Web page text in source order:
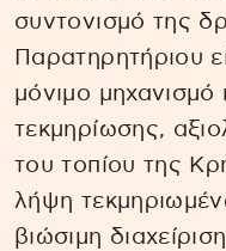
συντονισμό της
Παρατηρητήριου
μόνιμο
τεκμηρίωσης,
του τοπίου της
λήψη
βιώσιμη